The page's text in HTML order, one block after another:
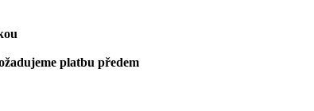
platbu předem